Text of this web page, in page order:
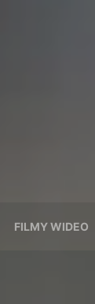
FILMY WIDEO